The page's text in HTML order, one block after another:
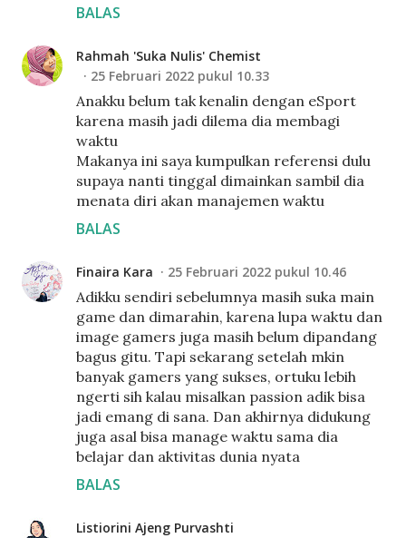
BALAS
Rahmah 'Suka Nulis' Chemist
25 Februari 2022 pukul 10.33
Anakku belum tak kenalin dengan eSport
karena masih jadi dilema dia membagi
waktu
Makanya ini saya kumpulkan referensi dulu
supaya nanti tinggal dimainkan sambil dia
menata diri akan manajemen waktu
BALAS
Finaira Kara 25 Februari 2022 pukul 10.46
Adikku sendiri sebelumnya masih suka main
game dan dimarahin, karena lupa waktu dan
image gamers juga masih belum dipandang
bagus gitu. Tapi sekarang setelah mkin
banyak gamers yang sukses, ortuku lebih
ngerti sih kalau misalkan passion adik bisa
jadi emang di sana. Dan akhirnya didukung
juga asal bisa manage waktu sama dia
belajar dan aktivitas dunia nyata
BALAS
Listiorini Ajeng Purvashti